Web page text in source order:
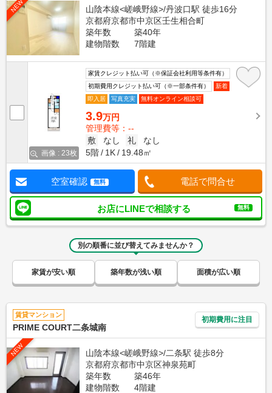
NEW
山陰本線<嵯峨野線>/丹波口駅 徒歩16分
京都府京都市中京区壬生相合町
築年数
築40年
建物階数
7階建
画像 : 23枚
家賃クレジット払い可（※保証会社利用等条件有）
初期費用クレジット払い可（※一部条件有）
新着
即入居
写真充実 無料オンライン相談可
3.9万円
管理費等：--
敷
なし 礼
なし
5階
1K 19.48㎡
空室確認 無料 電話で問合せ
お店にLINEで相談する 無料
別の順番に並び替えてみませんか？
家賃が安い順 築年数が浅い順 面積が広い順
賃貸マンション
PRIME COURT二条城南
初期費用に注目
NEW
山陰本線<嵯峨野線>/二条駅 徒歩8分
京都府京都市中京区神泉苑町
築年数
築46年
建物階数
4階建